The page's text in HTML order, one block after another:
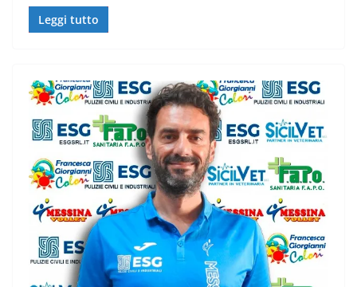
Leggi tutto